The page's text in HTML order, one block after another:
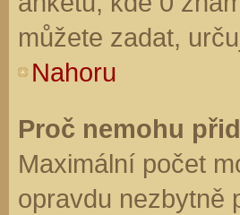
můžete zadat,
Nahoru
Proč nemohu
Maximální počet
opravdu nezbytně